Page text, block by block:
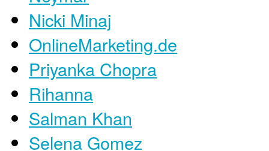
Nicki Minaj
OnlineMarketing.de
Priyanka Chopra
Rihanna
Salman Khan
Selena Gomez